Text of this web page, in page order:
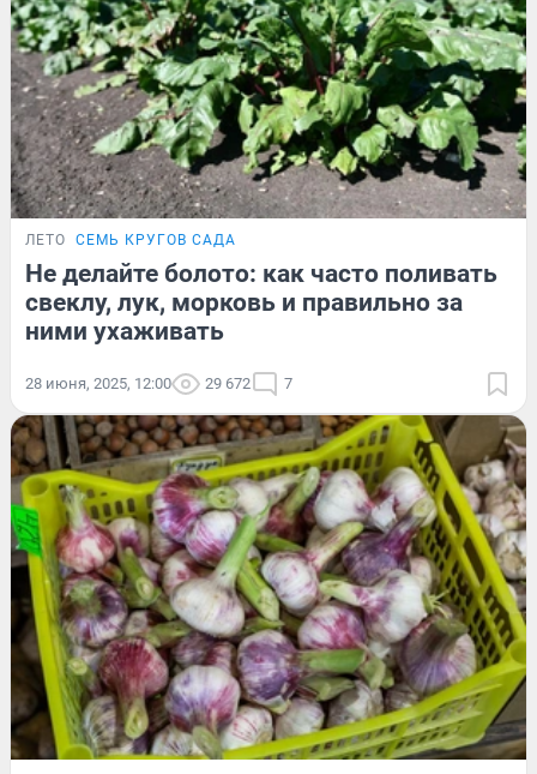
ЛЕТО СЕМЬ КРУГОВ САДА
Не делайте болото: как часто поливать
свеклу, лук, морковь и правильно за
ними ухаживать
28 июня, 2025, 12:00 29 672 7